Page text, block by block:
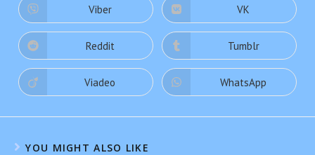
Viber VK
Reddit Tumblr
Viadeo WhatsApp
YOU MIGHT ALSO LIKE